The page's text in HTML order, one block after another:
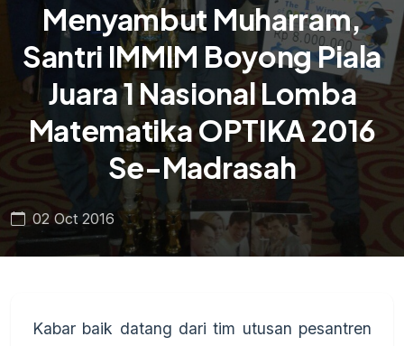
Menyambut Muharram,
Santri IMMIM Boyong Piala
Juara 1 Nasional Lomba
Matematika OPTIKA 2016
Se-Madrasah
02 Oct 2016
Kabar baik datang dari tim utusan pesantren